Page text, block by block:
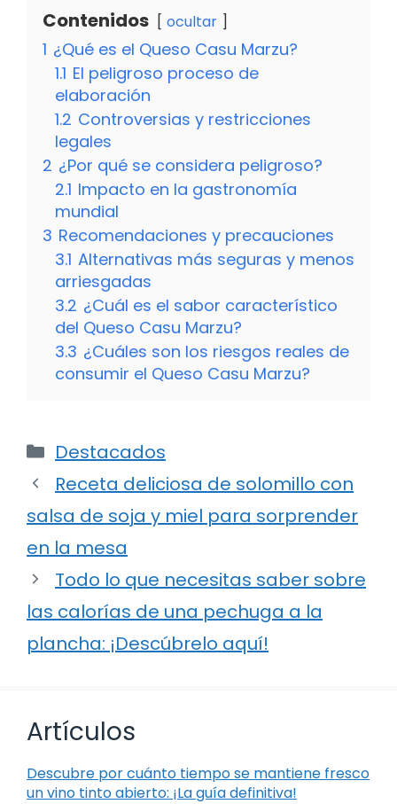
Contenidos ocultar
1 ¿Qué es el Queso Casu Marzu?
1.1 El peligroso proceso de
elaboración
1.2 Controversias y restricciones
legales
2 ¿Por qué se considera peligroso?
2.1 Impacto en la gastronomía
mundial
3 Recomendaciones y precauciones
3.1 Alternativas más seguras y menos
arriesgadas
3.2 ¿Cuál es el sabor característico
del Queso Casu Marzu?
3.3 ¿Cuáles son los riesgos reales de
consumir el Queso Casu Marzu?
Categorías
Destacados
Receta deliciosa de solomillo con
salsa de soja y miel para sorprender
en la mesa
Todo lo que necesitas saber sobre
las calorías de una pechuga a la
plancha: ¡Descúbrelo aquí!
Artículos
Descubre por cuánto tiempo se mantiene fresco
un vino tinto abierto: ¡La guía definitiva!